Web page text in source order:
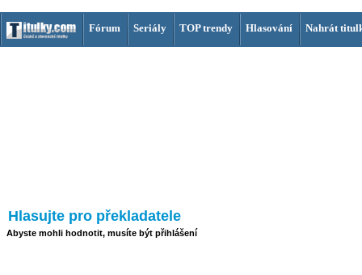
Fórum Seriály TOP trendy Hlasování Nahrát
Hlasujte pro překladatele
Abyste mohli hodnotit, musíte být přihlášení